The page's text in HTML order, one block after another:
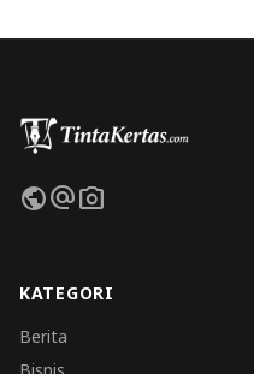
publicalternate_emailphoto_camera
KATEGORI
Berita